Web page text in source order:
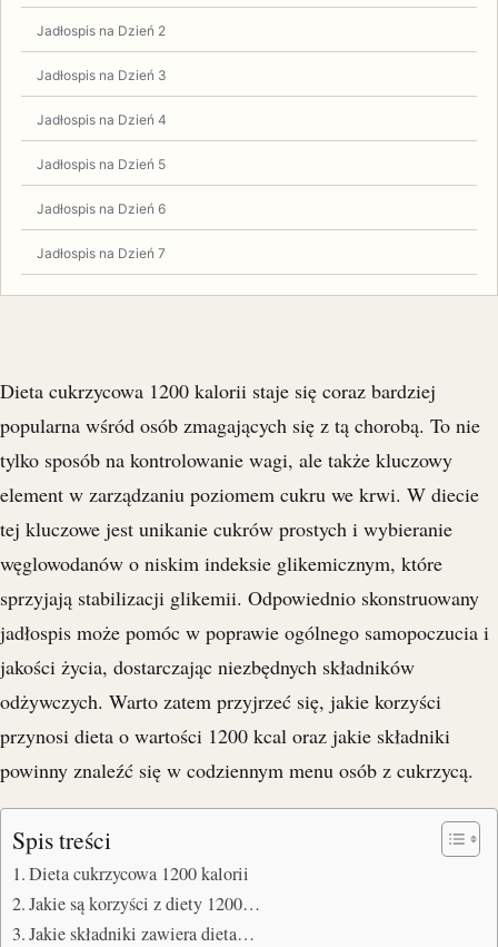
Jadłospis na Dzień 2
Jadłospis na Dzień 3
Jadłospis na Dzień 4
Jadłospis na Dzień 5
Jadłospis na Dzień 6
Jadłospis na Dzień 7
Dieta cukrzycowa 1200 kalorii staje się coraz bardziej
popularna wśród osób zmagających się z tą chorobą. To nie
tylko sposób na kontrolowanie wagi, ale także kluczowy
element w zarządzaniu poziomem cukru we krwi. W diecie
tej kluczowe jest unikanie cukrów prostych i wybieranie
węglowodanów o niskim indeksie glikemicznym, które
sprzyjają stabilizacji glikemii. Odpowiednio skonstruowany
jadłospis może pomóc w poprawie ogólnego samopoczucia i
jakości życia, dostarczając niezbędnych składników
odżywczych. Warto zatem przyjrzeć się, jakie korzyści
przynosi dieta o wartości 1200 kcal oraz jakie składniki
powinny znaleźć się w codziennym menu osób z cukrzycą.
Spis treści
Dieta cukrzycowa 1200 kalorii
Jakie są korzyści z diety 1200…
Jakie składniki zawiera dieta…